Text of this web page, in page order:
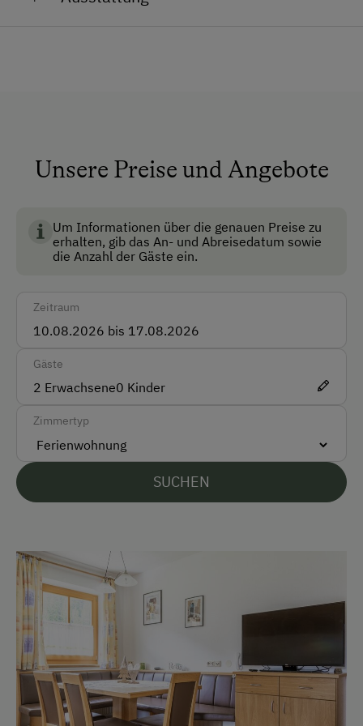
Wir freuen uns auf euch! Bis bald am Daxnerhof,
Skischuhtrockner
Auto
Taxi
Akzeptierte Zahlungsmittel
Barzahlung
Überweisung / SEPA
Deutsch
Parken
Kostenlose Parkplätze
Radunterstellmöglichkeit
Am Betrieb
Unsere Preise und Angebote
Um Informationen über die genauen Preise zu
erhalten, gib das An- und Abreisedatum sowie
die Anzahl der Gäste ein.
Zeitraum
Gäste
2 Erwachsene0 Kinder
Zimmertyp
SUCHEN